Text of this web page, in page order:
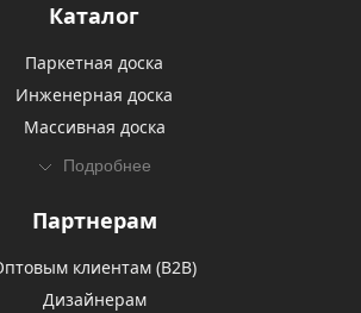
Каталог
Паркетная доска
Инженерная доска
Массивная доска
Подробнее
Партнерам
клиентам (В2В)
Дизайнерам